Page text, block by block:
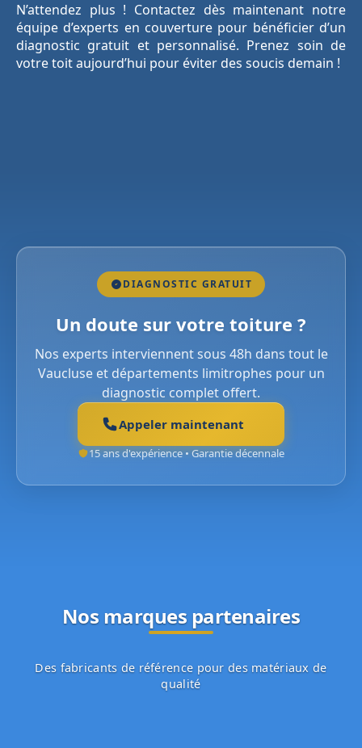
N’attendez plus ! Contactez dès maintenant notre
équipe d’experts en couverture pour bénéficier d’un
diagnostic gratuit et personnalisé. Prenez soin de
votre toit aujourd’hui pour éviter des soucis demain !
DIAGNOSTIC GRATUIT
Un doute sur votre toiture ?
Nos experts interviennent sous 48h dans tout le
Vaucluse et départements limitrophes pour un
diagnostic complet offert.
Appeler maintenant
15 ans d'expérience • Garantie décennale
Nos marques partenaires
Des fabricants de référence pour des matériaux de
qualité